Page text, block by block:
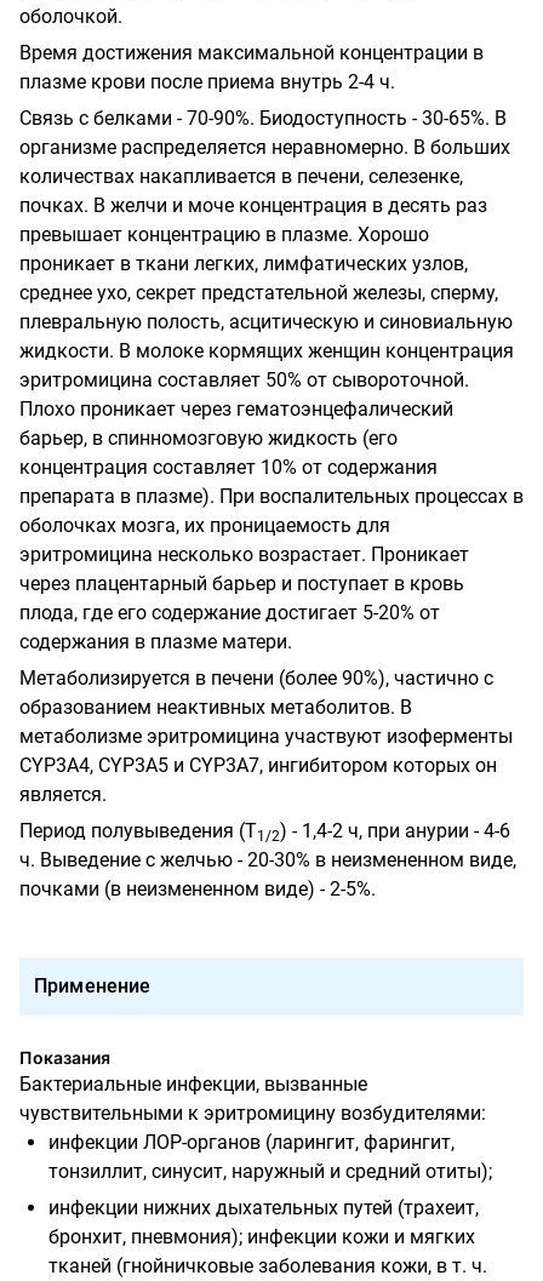
оболочкой.
Время достижения максимальной концентрации в
плазме крови после приема внутрь 2-4 ч.
Связь с белками - 70-90%. Биодоступность - 30-65%. В
организме распределяется неравномерно. В больших
количествах накапливается в печени, селезенке,
почках. В желчи и моче концентрация в десять раз
превышает концентрацию в плазме. Хорошо
проникает в ткани легких, лимфатических узлов,
среднее ухо, секрет предстательной железы, сперму,
плевральную полость, асцитическую и синовиальную
жидкости. В молоке кормящих женщин концентрация
эритромицина составляет 50% от сывороточной.
Плохо проникает через гематоэнцефалический
барьер, в спинномозговую жидкость (его
концентрация составляет 10% от содержания
препарата в плазме). При воспалительных процессах в
оболочках мозга, их проницаемость для
эритромицина несколько возрастает. Проникает
через плацентарный барьер и поступает в кровь
плода, где его содержание достигает 5-20% от
содержания в плазме матери.
Метаболизируется в печени (более 90%), частично с
образованием неактивных метаболитов. В
метаболизме эритромицина участвуют изоферменты
CYP3A4, CYP3A5 и CYP3A7, ингибитором которых он
является.
Период полувыведения (Т1/2) - 1,4-2 ч, при анурии - 4-6
ч. Выведение с желчью - 20-30% в неизмененном виде,
почками (в неизмененном виде) - 2-5%.
Применение
Показания
Бактериальные инфекции, вызванные
чувствительными к эритромицину возбудителями:
инфекции ЛОР-органов (ларингит, фарингит,
тонзиллит, синусит, наружный и средний отиты);
инфекции нижних дыхательных путей (трахеит,
бронхит, пневмония); инфекции кожи и мягких
тканей (гнойничковые заболевания кожи, в т. ч.